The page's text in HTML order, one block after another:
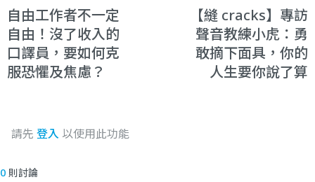
自由工作者不一定
自由！沒了收入的
口譯員，要如何克
服恐懼及焦慮？
【縫 cracks】專訪
聲音教練小虎：勇
敢摘下面具，你的
人生要你說了算
請先 登入 以使用此功能
0 則討論